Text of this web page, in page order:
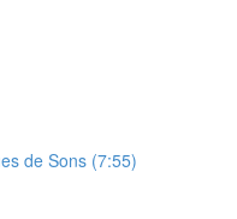
de Sons (7:55)